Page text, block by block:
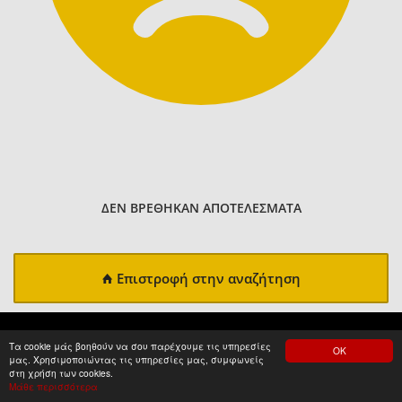
ΟΚ
Τα cookie μάς βοηθούν να σου παρέχουμε τις υπηρεσίες
μας. Χρησιμοποιώντας τις υπηρεσίες μας, συμφωνείς
στη χρήση των cookies.
Μάθε περισσότερα
ΔΕΝ ΒΡΕΘΗΚΑΝ ΑΠΟΤΕΛΕΣΜΑΤΑ
Επιστροφή στην αναζήτηση